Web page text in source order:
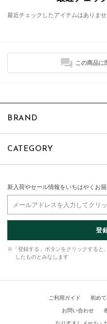
最近チェックしたアイテムはありませ
この商品に
BRAND
CATEGORY
新入荷やセール情報をいちはやくお届
登
※「登録する」ボタンをクリックすると、
したものとみなします
ご利用ガイド 初め
お問い合わせ